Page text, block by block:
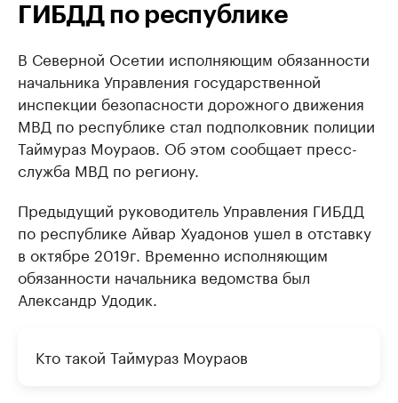
ГИБДД по республике
В Северной Осетии исполняющим обязанности
начальника Управления государственной
инспекции безопасности дорожного движения
МВД по республике стал подполковник полиции
Таймураз Моураов. Об этом сообщает пресс-
служба МВД по региону.
Предыдущий руководитель Управления ГИБДД
по республике Айвар Хуадонов ушел в отставку
в октябре 2019г. Временно исполняющим
обязанности начальника ведомства был
Александр Удодик.
Кто такой Таймураз Моураов